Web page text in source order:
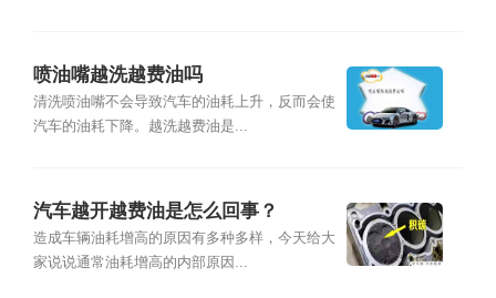
喷油嘴越洗越费油吗
清洗喷油嘴不会导致汽车的油耗上升，反而会使
汽车的油耗下降。越洗越费油是...
汽车越开越费油是怎么回事？
造成车辆油耗增高的原因有多种多样，今天给大
家说说通常油耗增高的内部原因...